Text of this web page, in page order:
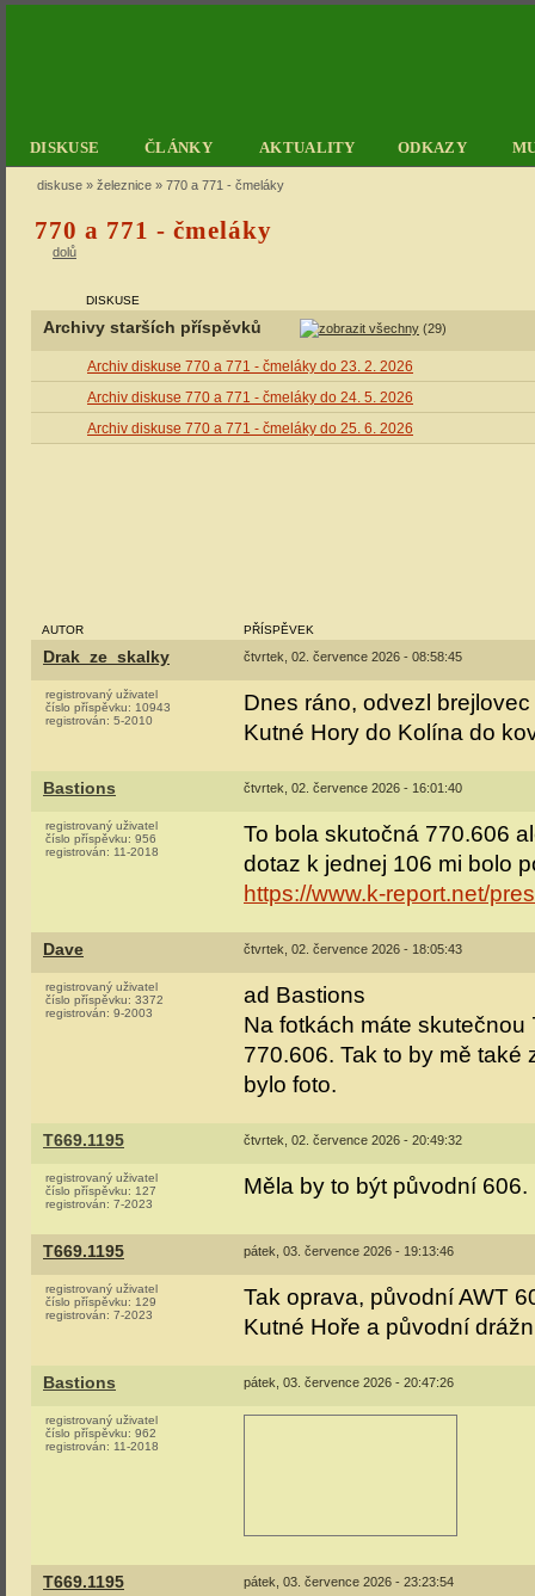
DISKUSE ČLÁNKY AKTUALITY ODKAZY
diskuse » železnice » 770 a 771 - čmeláky
770 a 771 - čmeláky
dolů
DISKUSE
Archivy starších příspěvků (29)
Archiv diskuse 770 a 771 - čmeláky do 23. 2. 2026
Archiv diskuse 770 a 771 - čmeláky do 24. 5. 2026
Archiv diskuse 770 a 771 - čmeláky do 25. 6. 2026
AUTOR PŘÍSPĚVEK
Drak_ze_skalky čtvrtek, 02. července 2026 - 08:58:45
registrovaný uživatel
číslo příspěvku: 10943
registrován: 5-2010
Dnes ráno, odvezl
Kutné Hory do Kolína do
Bastions čtvrtek, 02. července 2026 - 16:01:40
registrovaný uživatel
číslo příspěvku: 956
registrován: 11-2018
To bola skutočná 770.606
dotaz k jednej 106 mi bolo
https://www.k-report.net/
Dave čtvrtek, 02. července 2026 - 18:05:43
registrovaný uživatel
číslo příspěvku: 3372
registrován: 9-2003
ad Bastions
Na fotkách máte
770.606. Tak to by mě
bylo foto.
T669.1195 čtvrtek, 02. července 2026 - 20:49:32
registrovaný uživatel
číslo příspěvku: 127
registrován: 7-2023
Měla by to být původní 606.
T669.1195 pátek, 03. července 2026 - 19:13:46
registrovaný uživatel
číslo příspěvku: 129
registrován: 7-2023
Tak oprava, původní AWT
Kutné Hoře a původní
Bastions pátek, 03. července 2026 - 20:47:26
registrovaný uživatel
číslo příspěvku: 962
registrován: 11-2018
T669.1195 pátek, 03. července 2026 - 23:23:54